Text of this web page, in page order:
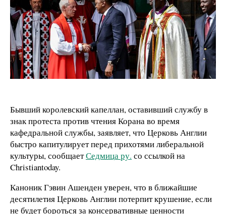
Бывший королевский капеллан, оставивший службу в
знак протеста против чтения Корана во время
кафедральной службы, заявляет, что Церковь Англии
быстро капитулирует перед прихотями либеральной
культуры, сообщаетСедмица ру. со ссылкой на
Christiantoday.
Каноник Гэвин Ашенден уверен, что в ближайшие
десятилетия Церковь Англии потерпит крушение, если
не будет бороться за консервативные ценности